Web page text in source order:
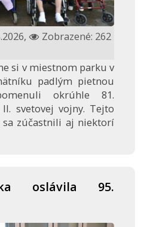
Zobrazené: 262
si v miestnom parku v
padlým pietnou
okrúhle 81.
svetovej vojny. Tejto
zúčastnili aj niektorí
oslávila 95.